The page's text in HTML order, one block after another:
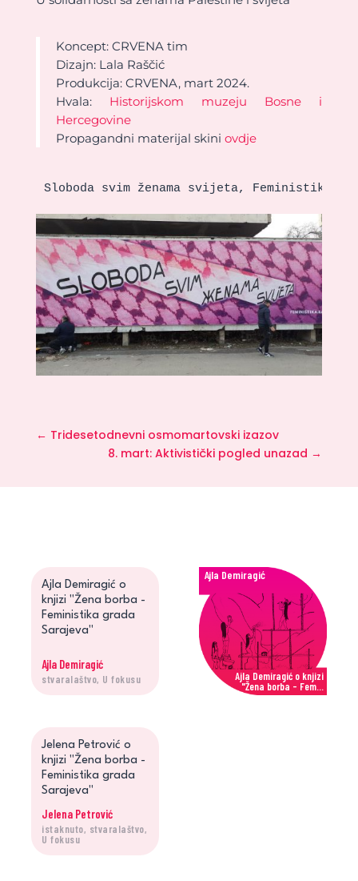
Koncept: CRVENA tim
Dizajn: Lala Raščić
Produkcija: CRVENA, mart 2024.
Hvala: Historijskom muzeju Bosne i
Hercegovine
Propagandni materijal skini ovdje
Sloboda svim ženama svijeta, Feministika,
← Tridesetodnevni osmomartovski izazov
8. mart: Aktivistički pogled unazad →
Ajla Demiragić o
knjizi "Žena borba -
Feministika grada
Sarajeva"
Ajla Demiragić
stvaralaštvo, U fokusu
Ajla Demiragić o knjizi
"Žena borba - Fem...
Ajla Demiragić
Jelena Petrović o
knjizi "Žena borba -
Feministika grada
Sarajeva"
Jelena Petrović
istaknuto, stvaralaštvo,
U fokusu